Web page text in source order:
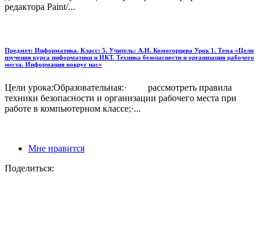
редактора Paint/...
Предмет: Информатика. Класс: 5. Учитель: А.Н. Комогорцева Урок 1. Тема «Цели
изучения курса информатики и ИКТ. Техника безопасности и организация рабочего
места. Информация вокруг нас»
Цели урока:Образовательная:· рассмотреть правила
техники безопасности и организации рабочего места при
работе в компьютерном классе;·...
Мне нравится
Поделиться: